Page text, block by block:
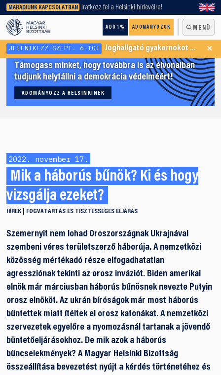
MARADJUNK KAPCSOLATBAN Iratkozz fel a Helsinki hírlevélre!
ADÓ 1% ADOMÁNYOZOK MENÜ
keresőnket!
JELENTKEZZ SZEPT. 6-IG! Joghallgató gyakornokot keresünk Menekültügyi Programunkba ×
Támogass minket, hogy továbbra is az élvonalban
tudjunk helytállni a demokrácia védelméért!
ADOMÁNYOZZ A HELSINKINEK
2022. november 17.
Mik a háborús bűnök? Ki és hogy
vizsgálja ezeket?
HÍREK FOGVATARTÁS ÉS TISZTESSÉGES ELJÁRÁS
Szemernyit nem lohad Oroszországnak Ukrajnával
szembeni véres területszerző háborúja. A nemzetközi
közösség mértékadó része elfogadhatatlan
agressziónak tekinti az orosz inváziót. Biden amerikai
elnök már márciusban háborús bűnösnek nevezte Putyin
orosz elnököt. Az ukrán bíróságok már most háborús
bűntettek miatt ítéltek el orosz katonákat. A nemzetközi
szervezetek egyelőre a nyomozásnál tartanak a jövendő
büntetőeljárásokhoz. De mik azok a háborús
bűncselekmények? A Magyar Helsinki Bizottság
összeállítása bevezetést nyújt a kérdés történetéhez és